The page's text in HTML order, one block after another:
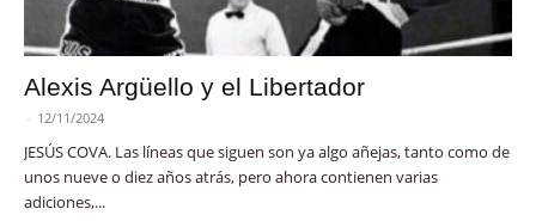
Alexis Argüello y el Libertador
- 12/11/2024
JESÚS COVA. Las líneas que siguen son ya algo añejas, tanto como de
unos nueve o diez años atrás, pero ahora contienen varias
adiciones,...